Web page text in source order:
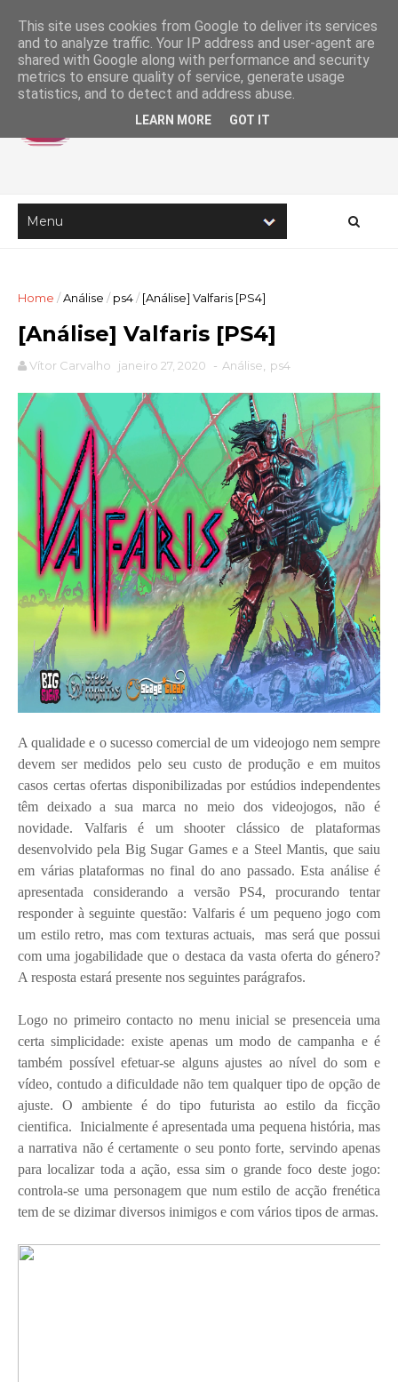
Home /Análise / ps4/ [Análise] Valfaris [PS4]
[Análise] Valfaris [PS4]
Vítor Carvalho janeiro 27, 2020 - Análise ps4
A qualidade e o sucesso comercial de um videojogo nem sempre
devem ser medidos pelo seu custo de produção e em muitos
casos certas ofertas disponibilizadas por estúdios independentes
têm deixado a sua marca no meio dos videojogos, não é
novidade. Valfaris é um shooter clássico de plataformas
desenvolvido pela Big Sugar Games e a Steel Mantis, que saiu
em várias plataformas no final do ano passado. Esta análise é
apresentada considerando a versão PS4, procurando tentar
responder à seguinte questão: Valfaris é um pequeno jogo com
um estilo retro, mas com texturas actuais,
mas será que possui
com uma jogabilidade que o destaca da vasta oferta do género?
A resposta estará presente nos seguintes parágrafos.
Logo no primeiro contacto no menu inicial se presenceia uma
certa simplicidade: existe apenas um modo de campanha e é
também possível efetuar-se alguns ajustes ao nível do som e
vídeo, contudo a dificuldade não tem qualquer tipo de opção de
ajuste. O ambiente é do tipo futurista ao estilo da ficção
cientifica. Inicialmente é apresentada uma pequena história, mas
a narrativa não é certamente o seu ponto forte, servindo apenas
para localizar toda a ação, essa sim o grande foco deste jogo:
controla-se uma personagem que num estilo de acção frenética
tem de se dizimar diversos inimigos e com vários tipos de armas.
This site uses cookies from Google to deliver its services
and to analyze traffic. Your IP address and user-agent are
shared with Google along with performance and security
metrics to ensure quality of service, generate usage
statistics, and to detect and address abuse.
LEARN MORE GOT IT